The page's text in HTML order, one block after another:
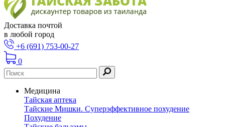
Доставка почтой
в любой город
+6 (691) 753-00-27
0
Медицина
Тайская аптека
Тайские Мишки. Суперэффективное похудение
Похудение